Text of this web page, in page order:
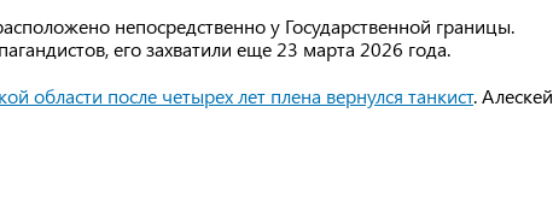
непосредственно у Государственной границы.
его захватили еще 23 марта 2026 года.
области после четырех лет плена вернулся танкист. Алескей